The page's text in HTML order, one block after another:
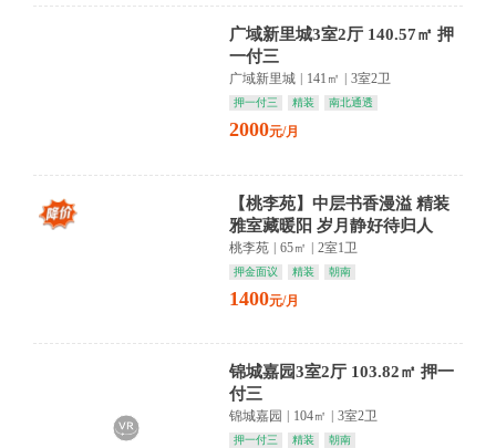
广域新里城3室2厅 140.57㎡ 押
一付三
广域新里城 141㎡ 3室2卫
押一付三 精装 南北通透
2000元/月
【桃李苑】中层书香漫溢 精装
雅室藏暖阳 岁月静好待归人
桃李苑 | 65㎡ | 2室1卫
押金面议 精装 朝南
1400元/月
锦城嘉园3室2厅 103.82㎡ 押一
付三
锦城嘉园 104㎡ 3室2卫
押一付三 精装 朝南